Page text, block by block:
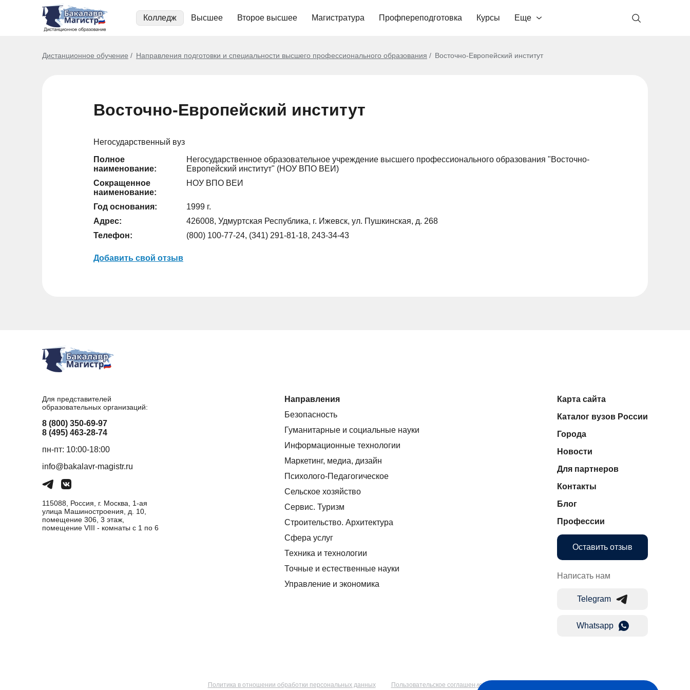
Колледж Высшее Второе высшее Магистратура Профпереподготовка Курсы Еще
Дистанционное обучение Направления подготовки и специальности высшего профессионального образования Восточно-Европейский институт
Восточно-Европейский институт
Негосударственный вуз
Полное
наименование:
Негосударственное образовательное учреждение высшего профессионального образования "Восточно-
Европейский институт" (НОУ ВПО ВЕИ)
Сокращенное
наименование:
НОУ ВПО ВЕИ
Год основания:
1999 г.
Адрес:
426008, Удмуртская Республика, г. Ижевск, ул. Пушкинская, д. 268
Телефон:
(800) 100-77-24, (341) 291-81-18, 243-34-43
Добавить свой отзыв
Для представителей
образовательных организаций:
8 (800) 350-69-97
8 (495) 463-28-74
пн-пт: 10:00-18:00
info@bakalavr-magistr.ru
115088, Россия, г. Москва, 1-ая
улица Машиностроения, д. 10,
помещение 306, 3 этаж,
помещение VIII - комнаты с 1 по 6
Направления
Безопасность
Гуманитарные и социальные науки
Информационные технологии
Маркетинг, медиа, дизайн
Психолого-Педагогическое
Сельское хозяйство
Сервис. Туризм
Строительство. Архитектура
Сфера услуг
Техника и технологии
Точные и естественные науки
Управление и экономика
Карта сайта
Каталог вузов России
Города
Новости
Для партнеров
Контакты
Блог
Профессии
Оставить отзыв
Написать нам
Telegram
Whatsapp
Политика в отношении обработки персональных данных Пользовательское соглашение